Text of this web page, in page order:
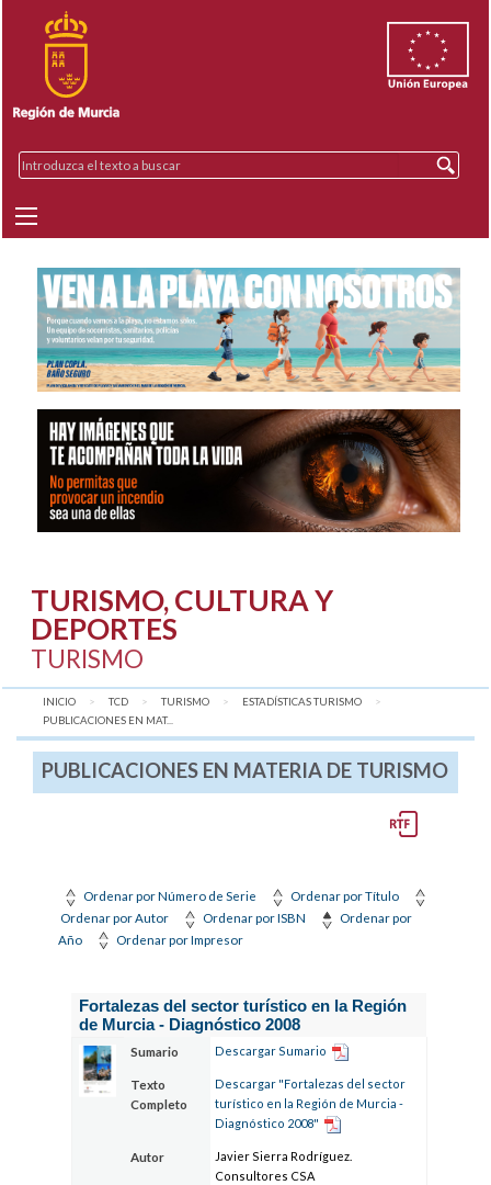
TURISMO, CULTURA Y
DEPORTES
TURISMO
INICIO TCD TURISMO
ESTADÍSTICAS TURISMO
AQUÍ:
PUBLICACIONES EN MAT...
PUBLICACIONES EN MATERIA DE TURISMO
Ordenar por Número de Serie
Ordenar por Título
Ordenar por Autor
Ordenar por ISBN
Ordenar por
Año
Ordenar por Impresor
Fortalezas del sector turístico en la Región
de Murcia - Diagnóstico 2008
Sumario Descargar Sumario
Texto
Completo
Descargar "Fortalezas del sector
turístico en la Región de Murcia -
Diagnóstico 2008"
Autor
Javier Sierra Rodríguez.
Consultores CSA